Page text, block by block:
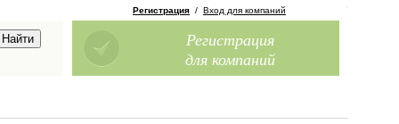
Регистрация / Вход для компаний
Регистрация
для компаний